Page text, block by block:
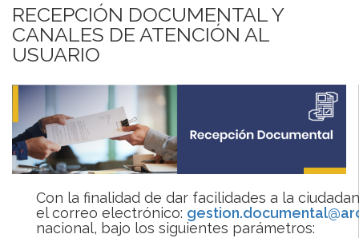
RECEPCIÓN DOCUMENTAL Y
CANALES DE ATENCIÓN AL
USUARIO
Con la finalidad de dar facilidades a la
el correo electrónico:
nacional, bajo los siguientes parámetros: